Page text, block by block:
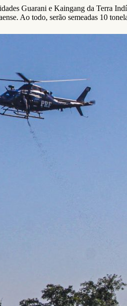
Guarani e Kaingang da Terra
Ao todo, serão semeadas 10